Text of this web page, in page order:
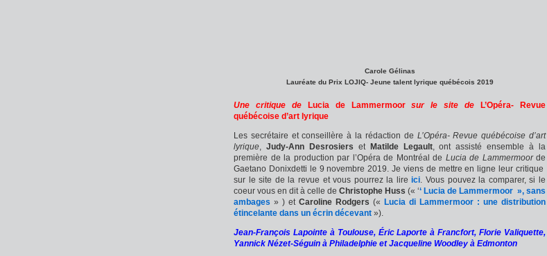
Carole Gélinas
Lauréate du Prix LOJIQ- Jeune talent lyrique québécois 2019
Une critique de Lucia de Lammermoorsur le site deL’Opéra- Revue
québécoise d’art lyrique
Les secrétaire et conseillère à la rédaction de L’Opéra- Revue québécoise d’art
lyrique
Judy-Ann Desrosiers et Matilde Legault, ont assisté ensemble à la
première de la production par l’Opéra de Montréal de Lucia de Lammermoorde
Gaetano Donixdetti le 9 novembre 2019. Je viens de mettre en ligne leur critique
sur le site de la revue et vous pourrez la lireici . Vous pouvez la comparer, si le
coeur vous en dit à celle de Christophe Huss (« ‘‘ Lucia de Lammermoor », sans
ambages » ) et Caroline Rodgers (« Lucia di Lammermoor : une distribution
étincelante dans un écrin décevant »).
Jean-François Lapointe à Toulouse, Éric Laporte à Francfort, Florie Valiquette,
Yannick Nézet-Séguin à Philadelphie et Jacqueline Woodley à Edmonton